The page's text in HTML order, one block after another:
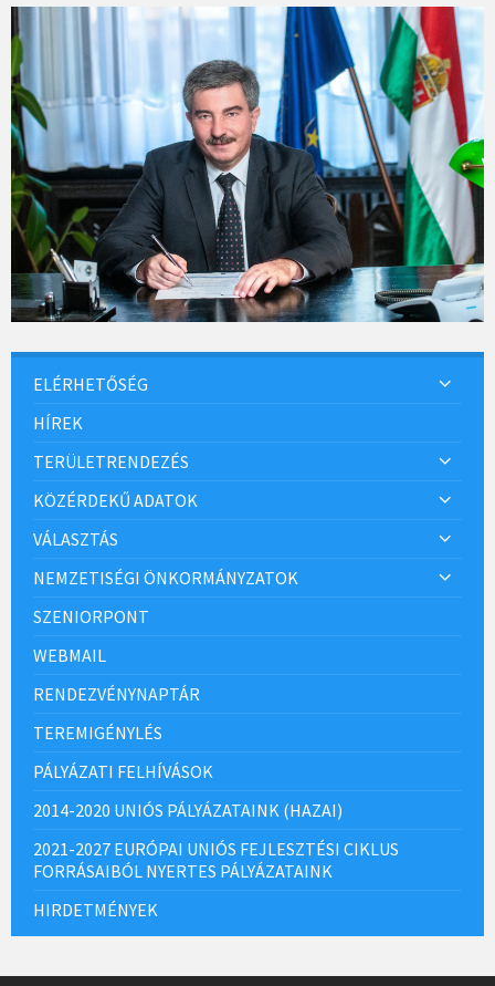
ELÉRHETŐSÉG
HÍREK
TERÜLETRENDEZÉS
KÖZÉRDEKŰ ADATOK
VÁLASZTÁS
NEMZETISÉGI ÖNKORMÁNYZATOK
SZENIORPONT
WEBMAIL
RENDEZVÉNYNAPTÁR
TEREMIGÉNYLÉS
PÁLYÁZATI FELHÍVÁSOK
2014-2020 UNIÓS PÁLYÁZATAINK (HAZAI)
2021-2027 EURÓPAI UNIÓS FEJLESZTÉSI CIKLUS
FORRÁSAIBÓL NYERTES PÁLYÁZATAINK
HIRDETMÉNYEK